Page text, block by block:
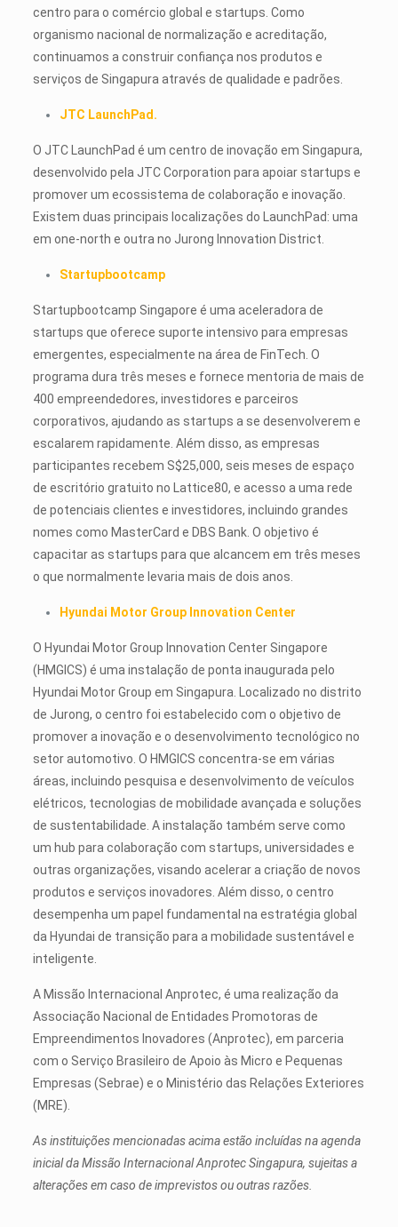
centro para o comércio global e startups. Como
organismo nacional de normalização e acreditação,
continuamos a construir confiança nos produtos e
serviços de Singapura através de qualidade e padrões.
JTC LaunchPad.
O JTC LaunchPad é um centro de inovação em Singapura,
desenvolvido pela JTC Corporation para apoiar startups e
promover um ecossistema de colaboração e inovação.
Existem duas principais localizações do LaunchPad: uma
em one-north e outra no Jurong Innovation District.
Startupbootcamp
Startupbootcamp Singapore é uma aceleradora de
startups que oferece suporte intensivo para empresas
emergentes, especialmente na área de FinTech. O
programa dura três meses e fornece mentoria de mais de
400 empreendedores, investidores e parceiros
corporativos, ajudando as startups a se desenvolverem e
escalarem rapidamente. Além disso, as empresas
participantes recebem S$25,000, seis meses de espaço
de escritório gratuito no Lattice80, e acesso a uma rede
de potenciais clientes e investidores, incluindo grandes
nomes como MasterCard e DBS Bank. O objetivo é
capacitar as startups para que alcancem em três meses
o que normalmente levaria mais de dois anos.
Hyundai Motor Group Innovation Center
O Hyundai Motor Group Innovation Center Singapore
(HMGICS) é uma instalação de ponta inaugurada pelo
Hyundai Motor Group em Singapura. Localizado no distrito
de Jurong, o centro foi estabelecido com o objetivo de
promover a inovação e o desenvolvimento tecnológico no
setor automotivo. O HMGICS concentra-se em várias
áreas, incluindo pesquisa e desenvolvimento de veículos
elétricos, tecnologias de mobilidade avançada e soluções
de sustentabilidade. A instalação também serve como
um hub para colaboração com startups, universidades e
outras organizações, visando acelerar a criação de novos
produtos e serviços inovadores. Além disso, o centro
desempenha um papel fundamental na estratégia global
da Hyundai de transição para a mobilidade sustentável e
inteligente.
A Missão Internacional Anprotec, é uma realização da
Associação Nacional de Entidades Promotoras de
Empreendimentos Inovadores (Anprotec), em parceria
com o Serviço Brasileiro de Apoio às Micro e Pequenas
Empresas (Sebrae) e o Ministério das Relações Exteriores
(MRE).
As instituições mencionadas acima estão incluídas na agenda
inicial da Missão Internacional Anprotec Singapura, sujeitas a
alterações em caso de imprevistos ou outras razões.